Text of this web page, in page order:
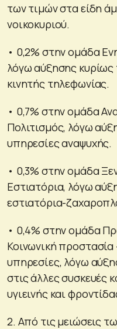
των τιμών στα είδη
νοικοκυριού.
• 0,2% στην ομάδα
λόγω αύξησης κυρίως
κινητής τηλεφωνίας.
• 0,7% στην ομάδα
Πολιτισμός, λόγω
υπηρεσίες αναψυχής.
• 0,3% στην ομάδα
Εστιατόρια, λόγω
εστιατόρια-
• 0,4% στην ομάδα
Κοινωνική
υπηρεσίες, λόγω
στις άλλες συσκευές
υγιεινής και
2. Από τις μειώσεις